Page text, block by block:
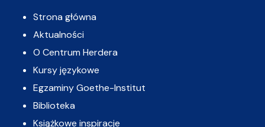
Strona główna
Aktualności
O Centrum Herdera
Kursy językowe
Egzaminy Goethe-Institut
Biblioteka
Książkowe inspiracje